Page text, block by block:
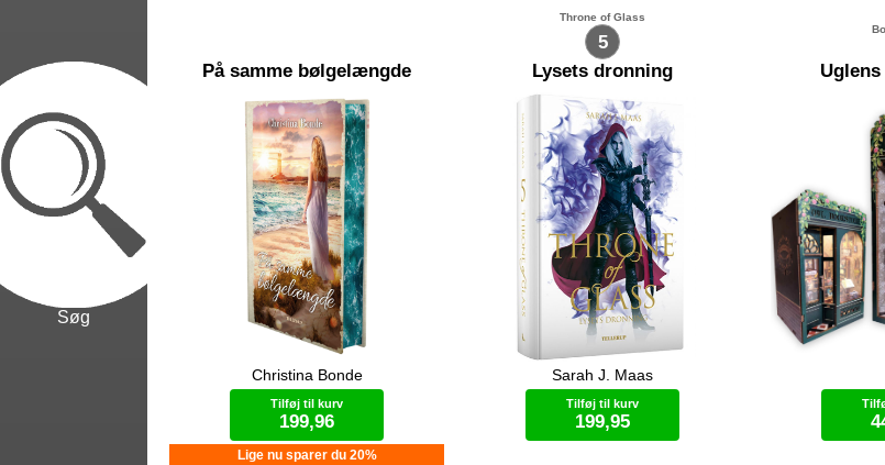
Søg
På samme bølgelængde
”Når to bølger med samme
bølgelængde mødes, kan de enten
forstærke eller svække hinanden,
afhængigt af den fase de er i.” ”Så
hvilken fase er vi i?” ”Jeg tror vi er i
Lige nu sparer du 20%
Christina Bonde
Tilføj til kurv
199,96
5
Throne of Glass
Lysets dronning
Aelin arbejder på en plan om at sætte
magien fri i Adarlan igen. Samtidig
skal hun finde penge til en hær, og
hvor finder man dem? Chaol har ikke
opgivet håbet om at redde Dorian.
Sarah J. Maas
Tilføj til kurv
199,95
Booknook! En
landskab eller
samler. Gør dig
fordybelse, når